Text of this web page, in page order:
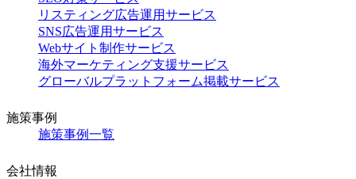
リスティング広告運用サービス
SNS広告運用サービス
Webサイト制作サービス
海外マーケティング支援サービス
グローバルプラットフォーム掲載サービス
施策事例
施策事例一覧
会社情報